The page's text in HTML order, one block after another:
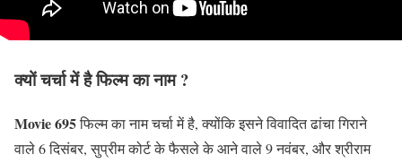
क्यों चर्चा में है फिल्म का नाम ?
Movie 695फिल्म का नाम चर्चा में है, क्योंकि इसने विवादित ढांचा गिराने
वाले 6 दिसंबर, सुप्रीम कोर्ट के फैसले के आने वाले 9 नवंबर, और श्रीराम